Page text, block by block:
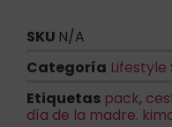
SKU N/A
Categoría Lifestyle
Etiquetas pack,
día de la madre.